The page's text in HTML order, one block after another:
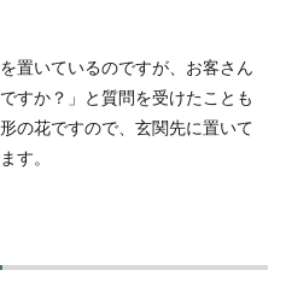
置いているのですが、お客さん
すか？」と質問を受けたことも
の花ですので、玄関先に置いて
す。